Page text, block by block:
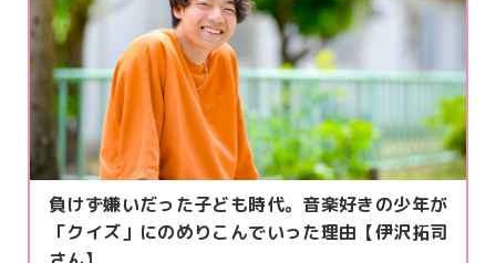
負けず嫌いだった子ども時代。音楽好きの少年が
「クイズ」にのめりこんでいった理由【伊沢拓司